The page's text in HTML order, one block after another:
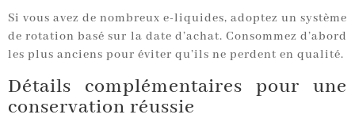
Si vous avez de nombreux e-liquides, adoptez un système
de rotation basé sur la date d’achat. Consommez d’abord
les plus anciens pour éviter qu’ils ne perdent en qualité.
Détails complémentaires pour une
conservation réussie